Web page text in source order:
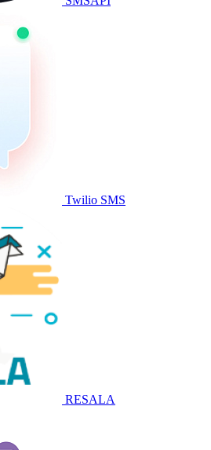
Twilio SMS
RESALA